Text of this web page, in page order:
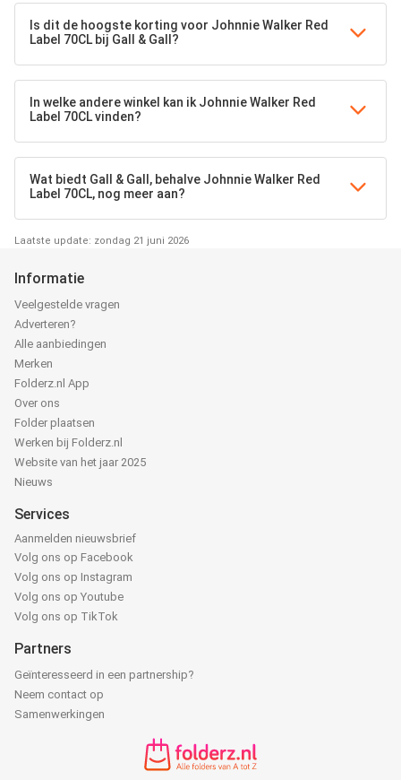
Is dit de hoogste korting voor Johnnie Walker Red
Label 70CL bij Gall & Gall?
In welke andere winkel kan ik Johnnie Walker Red
Label 70CL vinden?
Wat biedt Gall & Gall, behalve Johnnie Walker Red
Label 70CL, nog meer aan?
Laatste update: zondag 21 juni 2026
Informatie
Veelgestelde vragen
Adverteren?
Alle aanbiedingen
Merken
Folderz.nl App
Over ons
Folder plaatsen
Werken bij Folderz.nl
Website van het jaar 2025
Nieuws
Services
Aanmelden nieuwsbrief
Volg ons op Facebook
Volg ons op Instagram
Volg ons op Youtube
Volg ons op TikTok
Partners
Geïnteresseerd in een partnership?
Neem contact op
Samenwerkingen